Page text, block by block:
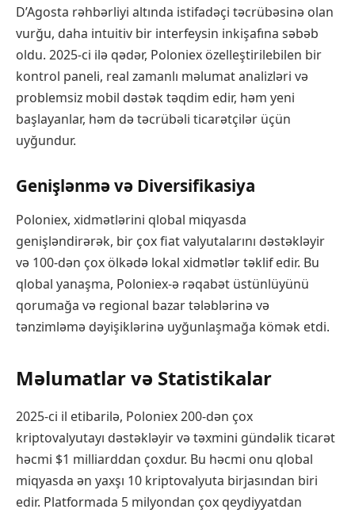
D’Agosta rəhbərliyi altında istifadəçi təcrübəsinə olan
vurğu, daha intuitiv bir interfeysin inkişafına səbəb
oldu. 2025-ci ilə qədər, Poloniex özelleştirilebilen bir
kontrol paneli, real zamanlı məlumat analizləri və
problemsiz mobil dəstək təqdim edir, həm yeni
başlayanlar, həm də təcrübəli ticarətçilər üçün
uyğundur.
Genişlənmə və Diversifikasiya
Poloniex, xidmətlərini qlobal miqyasda
genişləndirərək, bir çox fiat valyutalarını dəstəkləyir
və 100-dən çox ölkədə lokal xidmətlər təklif edir. Bu
qlobal yanaşma, Poloniex-ə rəqabət üstünlüyünü
qorumağa və regional bazar tələblərinə və
tənzimləmə dəyişiklərinə uyğunlaşmağa kömək etdi.
Məlumatlar və Statistikalar
2025-ci il etibarilə, Poloniex 200-dən çox
kriptovalyutayı dəstəkləyir və təxmini gündəlik ticarət
həcmi $1 milliarddan çoxdur. Bu həcmi onu qlobal
miqyasda ən yaxşı 10 kriptovalyuta birjasından biri
edir. Platformada 5 milyondan çox qeydiyyatdan